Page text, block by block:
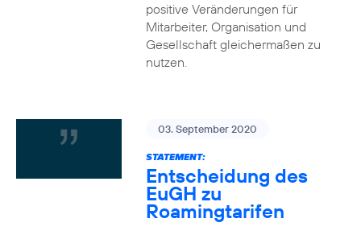
positive Veränderungen für
Mitarbeiter, Organisation und
Gesellschaft gleichermaßen zu
nutzen.
03. September 2020
STATEMENT:
Entscheidung des
EuGH zu
Roamingtarifen